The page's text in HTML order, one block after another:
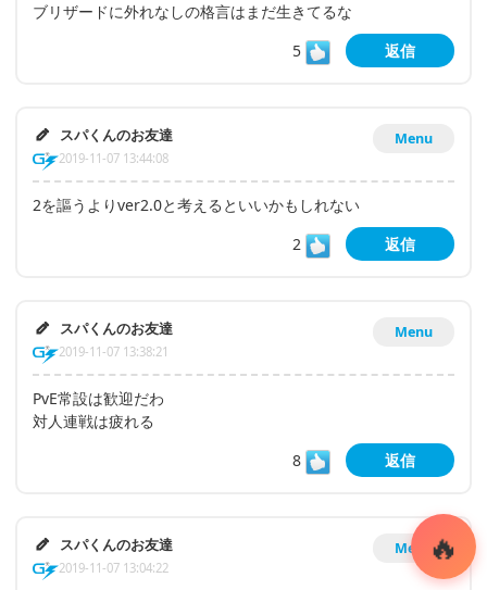
ブリザードに外れなしの格言はまだ生きてるな
5
返信
Menu
スパくんのお友達
2019-11-07 13:44:08
2を謳うよりver2.0と考えるといいかもしれない
2
返信
Menu
スパくんのお友達
2019-11-07 13:38:21
PvE常設は歓迎だわ
対人連戦は疲れる
8
返信
Menu
スパくんのお友達
2019-11-07 13:04:22